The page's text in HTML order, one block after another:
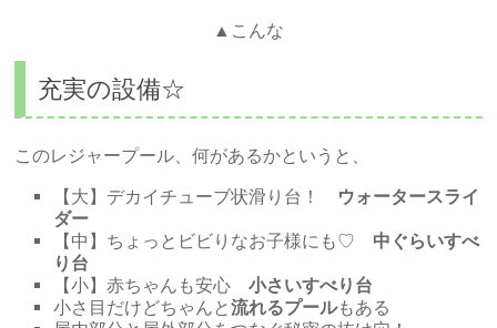
▲こんな
充実の設備☆
このレジャープール、何があるかというと、
【大】デカイチューブ状滑り台！ ウォータースライ
ダー
【中】ちょっとビビりなお子様にも♡ 中ぐらいすべ
り台
【小】赤ちゃんも安心小さいすべり台
小さ目だけどちゃんと流れるプールもある